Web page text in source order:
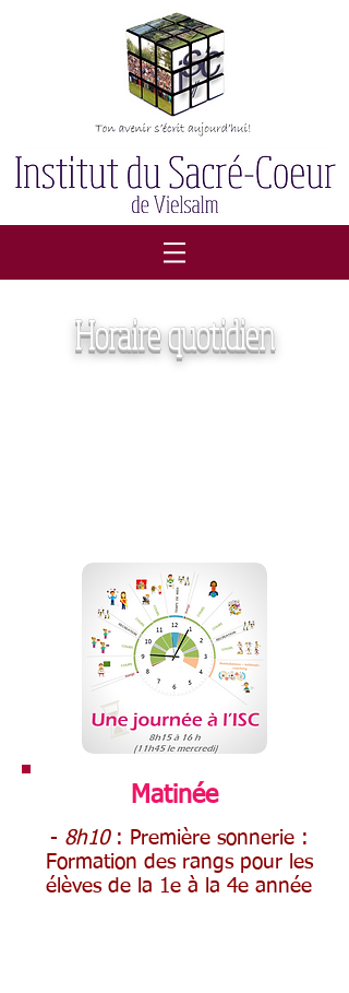
Horaire quotidien
Matinée
- 8h10: Première sonnerie :
Formation des rangs pour les
élèves de la 1e à la 4e année